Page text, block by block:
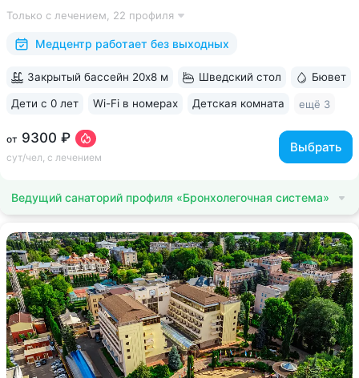
стендап, мастер-классы по рисованию «эбру» и танцам
(бачата, восточные танцы)....
Только с лечением, 22 профиля
Медцентр работает без выходных
от 9300 ₽
сут/чел, с лечением
Выбрать
Закрытый бассейн 20х8 м Шведский стол Бювет
Дети с 0 лет Wi-Fi в номерах Детская комната ещё 3
Ведущий санаторий профиля «Бронхолегочная система»